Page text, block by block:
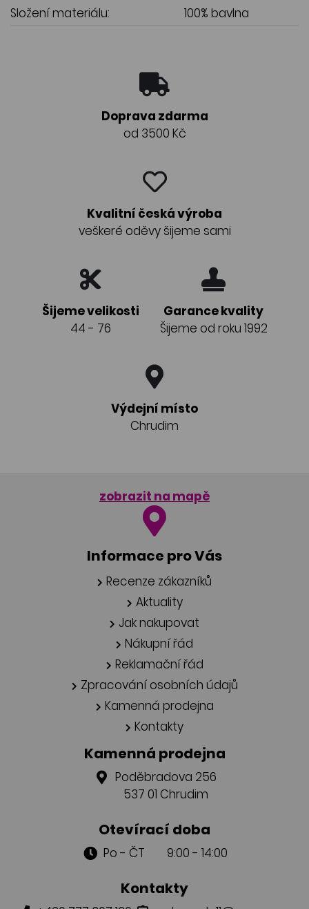
Složení materiálu:
100% bavlna
Doprava zdarma
od 3500 Kč
Kvalitní česká výroba
veškeré oděvy šijeme sami
Šijeme velikosti
44 - 76
Garance kvality
Šijeme od roku 1992
Výdejní místo
Chrudim
zobrazit na mapě
Informace pro Vás
Recenze zákazníků
Aktuality
Jak nakupovat
Nákupní řád
Reklamační řád
Zpracování osobních údajů
Kamenná prodejna
Kontakty
Kamenná prodejna
Poděbradova 256
537 01 Chrudim
Otevírací doba
Po - ČT 9:00 - 14:00
Kontakty